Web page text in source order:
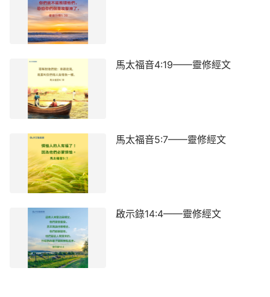
馬太福音4:19——靈修經文
馬太福音5:7——靈修經文
啟示錄14:4——靈修經文